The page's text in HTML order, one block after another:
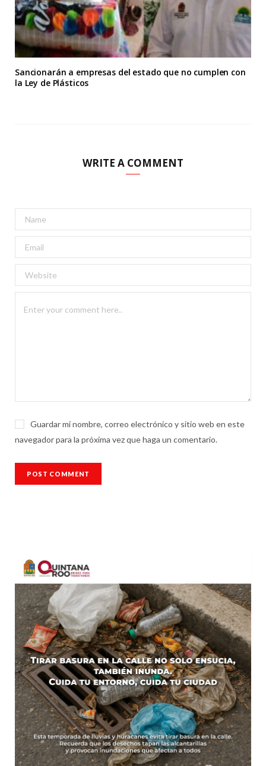
Sancionarán a empresas del estado que no cumplen con
la Ley de Plásticos
WRITE A COMMENT
Guardar mi nombre, correo electrónico y sitio web en este
navegador para la próxima vez que haga un comentario.